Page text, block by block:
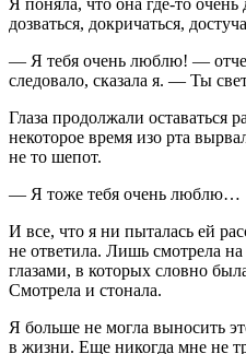
Я поняла, что она где-то
дозваться, докричаться,
— Я тебя очень люблю! —
следовало, сказала я. — Ты
Глаза продолжали оставаться
некоторое время изо рта
не то шепот.
— Я тоже тебя очень люблю…
И все, что я ни пыталась ей
не ответила. Лишь смотрела
глазами, в которых словно
Смотрела и стонала.
Я больше не могла выносить
в жизни. Еще никогда мне не